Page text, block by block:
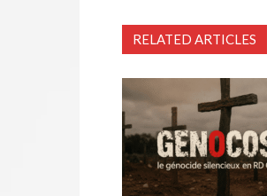
RELATED ARTICLES